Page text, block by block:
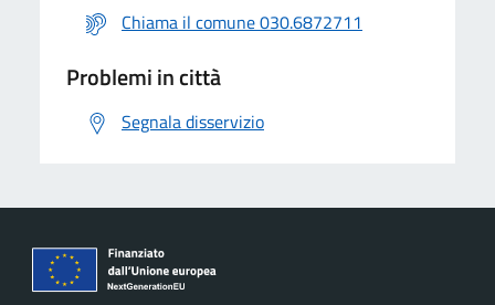
Chiama il comune 030.6872711
Problemi in città
Segnala disservizio